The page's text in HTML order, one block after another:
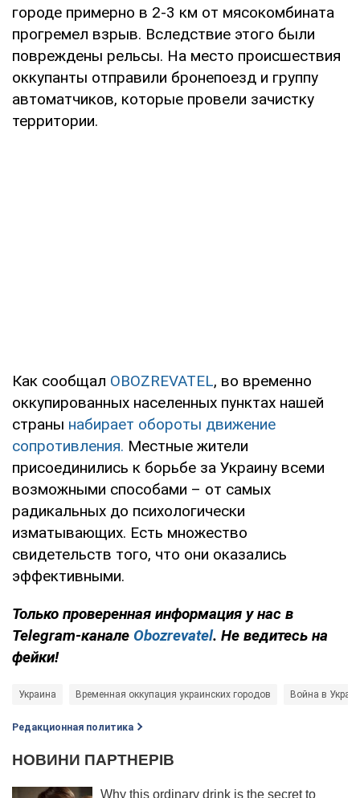
городе примерно в 2-3 км от мясокомбината
прогремел взрыв. Вследствие этого были
повреждены рельсы. На место происшествия
оккупанты отправили бронепоезд и группу
автоматчиков, которые провели зачистку
территории.
Как сообщал OBOZREVATEL, во временно
оккупированных населенных пунктах нашей
страны набирает обороты движение
сопротивления. Местные жители
присоединились к борьбе за Украину всеми
возможными способами – от самых
радикальных до психологически
изматывающих. Есть множество
свидетельств того, что они оказались
эффективными.
Только проверенная информация у нас в
Telegram-канале Obozrevatel. Не ведитесь на
фейки!
Украина Временная оккупация украинских городов Война в
Редакционная политика